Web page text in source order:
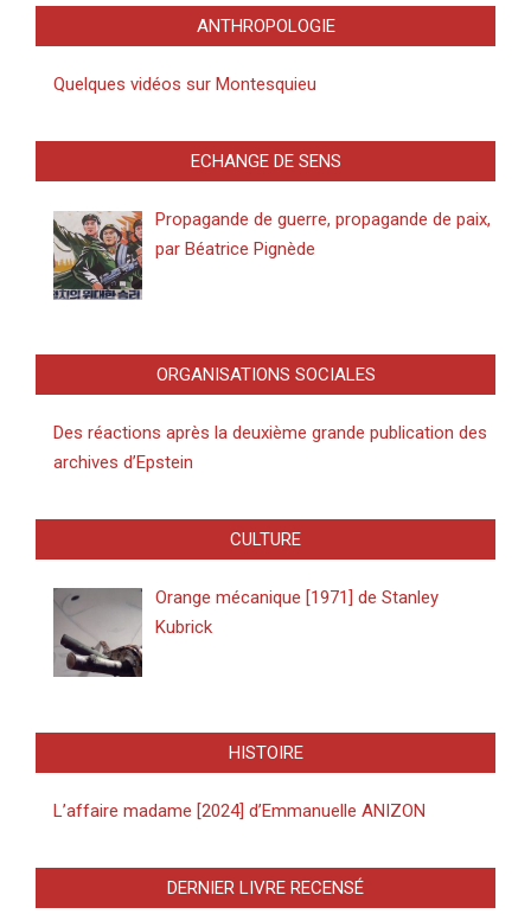
ANTHROPOLOGIE
Quelques vidéos sur Montesquieu
ECHANGE DE SENS
Propagande de guerre, propagande de paix,
par Béatrice Pignède
ORGANISATIONS SOCIALES
Des réactions après la deuxième grande publication des
archives d’Epstein
CULTURE
Orange mécanique [1971] de Stanley
Kubrick
HISTOIRE
L’affaire madame [2024] d’Emmanuelle ANIZON
DERNIER LIVRE RECENSÉ